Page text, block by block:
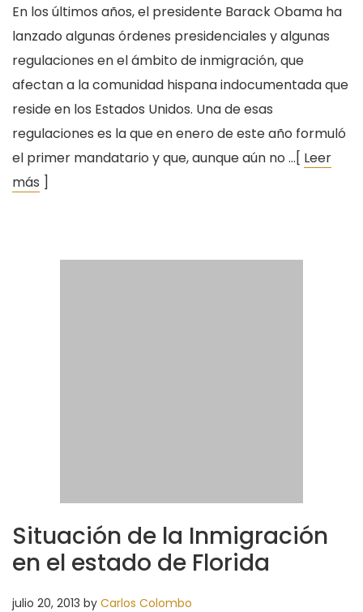
En los últimos años, el presidente Barack Obama ha
lanzado algunas órdenes presidenciales y algunas
regulaciones en el ámbito de inmigración, que
afectan a la comunidad hispana indocumentada que
reside en los Estados Unidos. Una de esas
regulaciones es la que en enero de este año formuló
el primer mandatario y que, aunque aún no …[ Leer
más ]
Situación de la Inmigración
en el estado de Florida
julio 20, 2013 by Carlos Colombo